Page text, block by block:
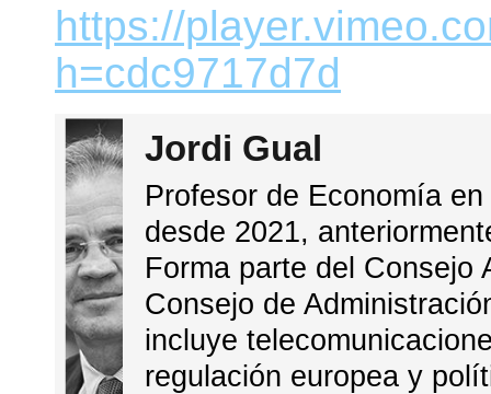
https://
h=cdc9717d7d
Jordi Gual
Profesor de Economía
desde 2021,
Forma parte del Consejo
Consejo de
incluye
regulación europea y